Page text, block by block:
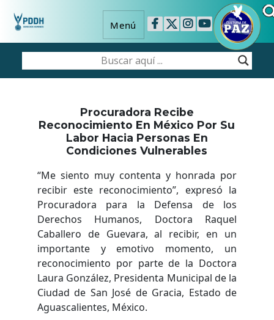
Menú
Procuradora Recibe
Reconocimiento En México Por Su
Labor Hacia Personas En
Condiciones Vulnerables
“Me siento muy contenta y honrada por
recibir este reconocimiento”, expresó la
Procuradora para la Defensa de los
Derechos Humanos, Doctora Raquel
Caballero de Guevara, al recibir, en un
importante y emotivo momento, un
reconocimiento por parte de la Doctora
Laura González, Presidenta Municipal de la
Ciudad de San José de Gracia, Estado de
Aguascalientes, México.